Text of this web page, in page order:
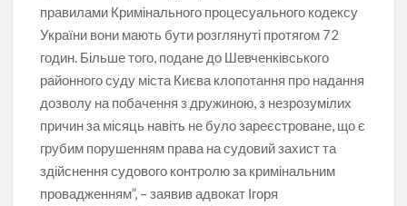
правилами Кримінального процесуального кодексу
України вони мають бути розглянуті протягом 72
годин. Більше того, подане до Шевченківського
районного суду міста Києва клопотання про надання
дозволу на побачення з дружиною, з незрозумілих
причин за місяць навіть не було зареєстроване, що є
грубим порушенням права на судовий захист та
здійснення судового контролю за кримінальним
провадженням”, – заявив адвокат Ігоря